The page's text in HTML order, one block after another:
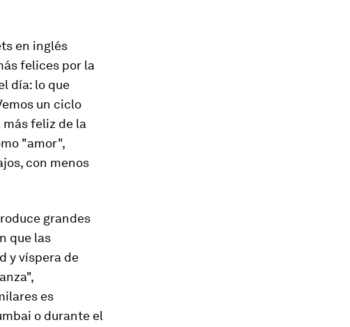
en inglés
felices por la
día: lo que
un ciclo
feliz de la
"amor",
con menos
grandes
que las
y víspera de
es
o durante el